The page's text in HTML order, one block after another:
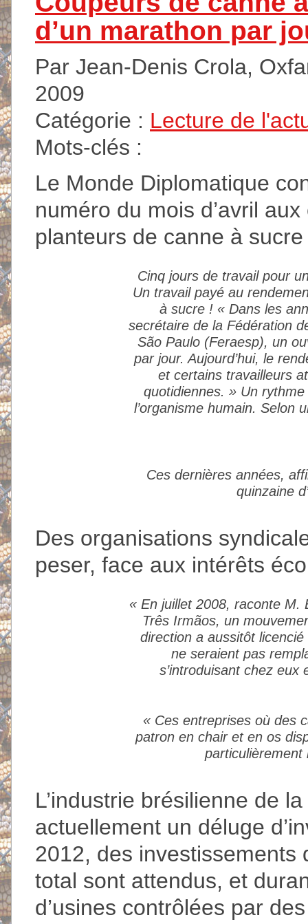
d’un marathon par
Par Jean-Denis Crola,
2009
Catégorie : Lecture de
Mots-clés :
Le Monde Diplomatique
numéro du mois d’avril
planteurs de canne à
Cinq jours de travail pour
Un travail payé au
à sucre ! « Dans les
secrétaire de la Fédération
São Paulo (Feraesp), un
par jour. Aujourd’hui, le
et certains travailleurs
quotidiennes. » Un
l’organisme humain. Selon
Ces dernières années,
quinzaine
Des organisations
peser, face aux intérêts
« En juillet 2008, raconte M.
Três Irmãos, un
direction a aussitôt
ne seraient pas
s’introduisant chez
« Ces entreprises où des
patron en chair et en os
L’industrie brésilienne de
actuellement un déluge
2012, des investissements
total sont attendus, et
d’usines contrôlées par